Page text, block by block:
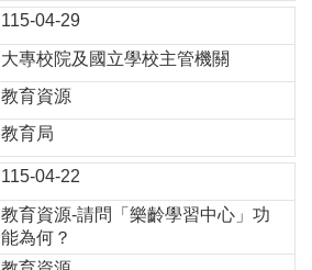
115-04-29
大專校院及國立學校主管機關
教育資源
教育局
115-04-22
教育資源-請問「樂齡學習中心」功
能為何？